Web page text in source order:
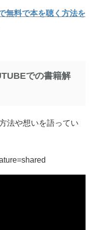
無料で本を聴く方法を
での書籍解
法や想いを語ってい